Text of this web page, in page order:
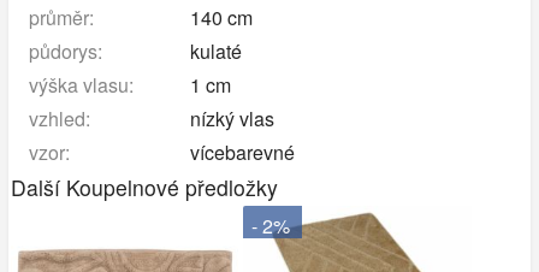
průměr:
140 cm
půdorys:
kulaté
výška vlasu:
1 cm
vzhled:
nízký vlas
vzor:
vícebarevné
Další Koupelnové předložky
- 2%